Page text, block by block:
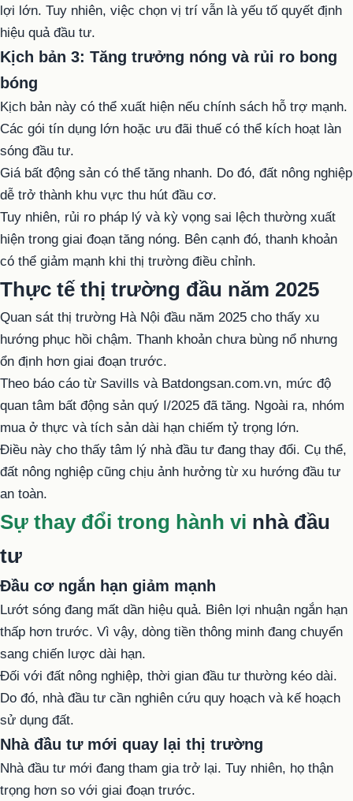
lợi lớn. Tuy nhiên, việc chọn vị trí vẫn là yếu tố quyết định
hiệu quả đầu tư.
Kịch bản 3: Tăng trưởng nóng và rủi ro bong
bóng
Kịch bản này có thể xuất hiện nếu chính sách hỗ trợ mạnh.
Các gói tín dụng lớn hoặc ưu đãi thuế có thể kích hoạt làn
sóng đầu tư.
Giá bất động sản có thể tăng nhanh. Do đó, đất nông nghiệp
dễ trở thành khu vực thu hút đầu cơ.
Tuy nhiên, rủi ro pháp lý và kỳ vọng sai lệch thường xuất
hiện trong giai đoạn tăng nóng. Bên cạnh đó, thanh khoản
có thể giảm mạnh khi thị trường điều chỉnh.
Thực tế thị trường đầu năm 2025
Quan sát thị trường Hà Nội đầu năm 2025 cho thấy xu
hướng phục hồi chậm. Thanh khoản chưa bùng nổ nhưng
ổn định hơn giai đoạn trước.
Theo báo cáo từ Savills và Batdongsan.com.vn, mức độ
quan tâm bất động sản quý I/2025 đã tăng. Ngoài ra, nhóm
mua ở thực và tích sản dài hạn chiếm tỷ trọng lớn.
Điều này cho thấy tâm lý nhà đầu tư đang thay đổi. Cụ thể,
đất nông nghiệp cũng chịu ảnh hưởng từ xu hướng đầu tư
an toàn.
Sự thay đổi trong hành vi nhà đầu
tư
Đầu cơ ngắn hạn giảm mạnh
Lướt sóng đang mất dần hiệu quả. Biên lợi nhuận ngắn hạn
thấp hơn trước. Vì vậy, dòng tiền thông minh đang chuyển
sang chiến lược dài hạn.
Đối với đất nông nghiệp, thời gian đầu tư thường kéo dài.
Do đó, nhà đầu tư cần nghiên cứu quy hoạch và kế hoạch
sử dụng đất.
Nhà đầu tư mới quay lại thị trường
Nhà đầu tư mới đang tham gia trở lại. Tuy nhiên, họ thận
trọng hơn so với giai đoạn trước.